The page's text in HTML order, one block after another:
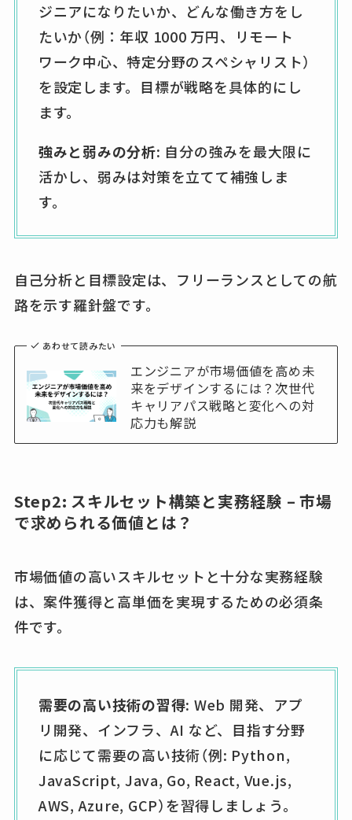
ジニアになりたいか、どんな働き方をし
たいか（例：年収 1000 万円、リモート
ワーク中心、特定分野のスペシャリスト）
を設定します。目標が戦略を具体的にし
ます。
強みと弱みの分析: 自分の強みを最大限に
活かし、弱みは対策を立てて補強しま
す。
自己分析と目標設定は、フリーランスとしての航
路を示す羅針盤です。
あわせて読みたい
エンジニアが市場価値を高め未
来をデザインするには？次世代
キャリアパス戦略と変化への対
応力も解説
Step2: スキルセット構築と実務経験 – 市場
で求められる価値とは？
市場価値の高いスキルセットと十分な実務経験
は、案件獲得と高単価を実現するための必須条
件です。
需要の高い技術の習得: Web 開発、アプ
リ開発、インフラ、AI など、目指す分野
に応じて需要の高い技術（例: Python,
JavaScript, Java, Go, React, Vue.js,
AWS, Azure, GCP）を習得しましょう。